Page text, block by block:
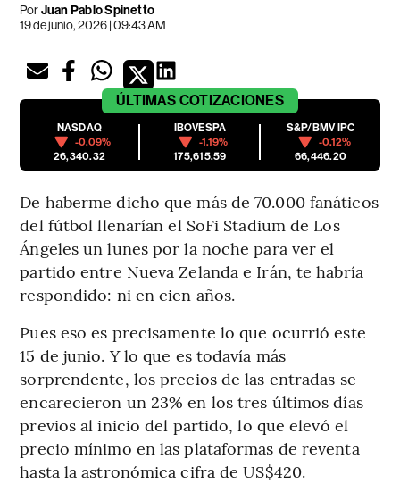
PorJuan Pablo Spinetto
19 de junio, 2026 | 09:43 AM
ÚLTIMAS COTIZACIONES
NASDAQ
-0.09%
26,340.32
IBOVESPA
-1.19%
175,615.59
S&P/BMV IPC
-0.12%
66,446.20
De haberme dicho que más de 70.000 fanáticos
del fútbol llenarían el SoFi Stadium de Los
Ángeles un lunes por la noche para ver el
partido entre Nueva Zelanda e Irán, te habría
respondido: ni en cien años.
Pues eso es precisamente lo que ocurrió este
15 de junio. Y lo que es todavía más
sorprendente, los precios de las entradas se
encarecieron un 23% en los tres últimos días
previos al inicio del partido, lo que elevó el
precio mínimo en las plataformas de reventa
hasta la astronómica cifra de US$420.